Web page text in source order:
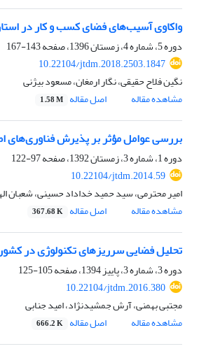
واکاوی آسیب‌های فضای کسب و کار در
دوره 5، شماره 4، زمستان 1396، صفحه
143-167
10.22104/jtdm.2018.2503.1847
نگین فلاح حقیقی، نگار ارمغان، مسعود بیژنی
مشاهده مقاله
اصل مقاله 1.58 M
بررسی عوامل مؤثر بر پذیرش فناوری‌های
دوره 1، شماره 3، زمستان 1392، صفحه
97-122
10.22104/jtdm.2014.59
امیر محترمی، سید حمید خداداد حسینی، شعبان
مشاهده مقاله
اصل مقاله 367.68 K
تحلیل فضایی سرریزهای تکنولوژی در
دوره 3، شماره 3، پاییز 1394، صفحه
105-125
10.22104/jtdm.2016.380
مجتبی بهمنی، آرش جمشیدنژاد، امید جنابی
مشاهده مقاله
اصل مقاله 666.2 K